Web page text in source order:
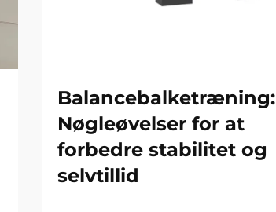
Balancebalketræning:
Nøgleøvelser for at
forbedre stabilitet og
selvtillid